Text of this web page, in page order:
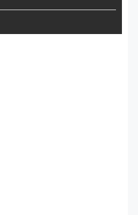
महिला की जान, चलती
हादसा टला; घटना